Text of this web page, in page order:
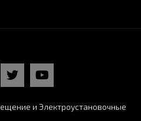
и Электроустановочные